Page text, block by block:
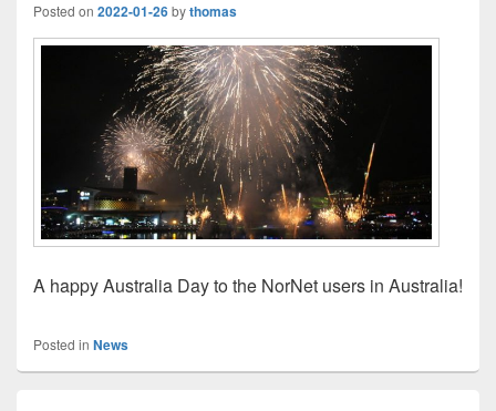
Posted on 2022-01-26bythomas
A happy Australia Day to the NorNet users in Australia!
Posted in News